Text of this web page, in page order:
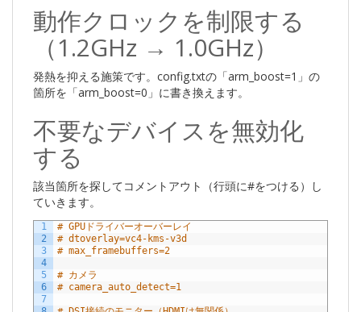
動作クロックを制限する
（1.2GHz → 1.0GHz）
発熱を抑える施策です。config.txtの「arm_boost=1」の
箇所を「arm_boost=0」に書き換えます。
不要なデバイスを無効化
する
該当箇所を探してコメントアウト（行頭に#をつける）し
ていきます。
1
2
3
4
5
6
7
# GPUドライバーオーバーレイ
# dtoverlay=vc4-kms-v3d
# max_framebuffers=2
# カメラ
# camera_auto_detect=1